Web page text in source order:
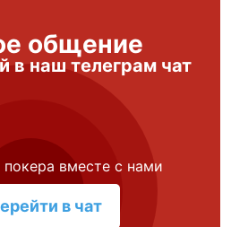
общение
в наш телеграм чат
вместе с нами
в чат